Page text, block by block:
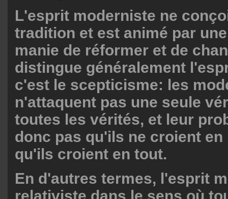
L'esprit moderniste ne
tradition et est animé par
manie de réformer et de
distingue généralement
c'est le scepticisme: les
n'attaquent pas une seule
toutes les vérités, et leur
donc pas qu'ils ne croient en
qu'ils croient en tout.
En d'autres termes, l'esprit
relativiste dans le sens où